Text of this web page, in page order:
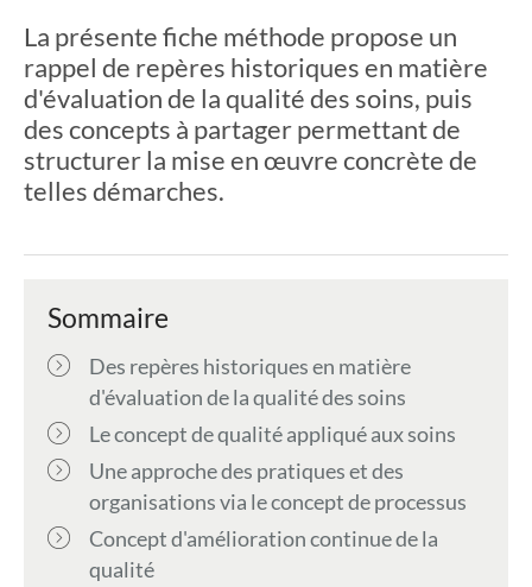
La présente fiche méthode propose un
rappel de repères historiques en matière
d'évaluation de la qualité des soins, puis
des concepts à partager permettant de
structurer la mise en œuvre concrète de
telles démarches.
Sommaire
Des repères historiques en matière
d'évaluation de la qualité des soins
Le concept de qualité appliqué aux soins
Une approche des pratiques et des
organisations via le concept de processus
Concept d'amélioration continue de la
qualité